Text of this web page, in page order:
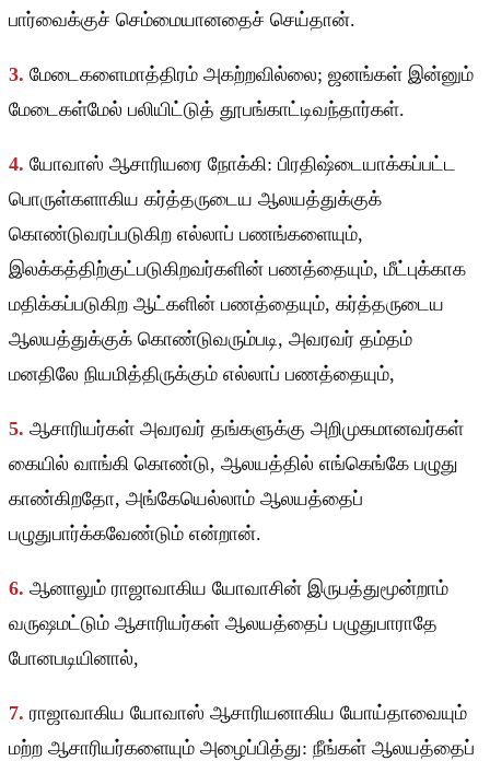
பார்வைக்குச் செம்மையானதைச் செய்தான்.
3. மேடைகளைமாத்திரம் அகற்றவில்லை; ஜனங்கள் இன்னும்
மேடைகள்மேல் பலியிட்டுத் தூபங்காட்டிவந்தார்கள்.
4. யோவாஸ் ஆசாரியரை நோக்கி: பிரதிஷ்டையாக்கப்பட்ட
பொருள்களாகிய கர்த்தருடைய ஆலயத்துக்குக்
கொண்டுவரப்படுகிற எல்லாப் பணங்களையும்,
இலக்கத்திற்குட்படுகிறவர்களின் பணத்தையும், மீட்புக்காக
மதிக்கப்படுகிற ஆட்களின் பணத்தையும், கர்த்தருடைய
ஆலயத்துக்குக் கொண்டுவரும்படி, அவரவர் தம்தம்
மனதிலே நியமித்திருக்கும் எல்லாப் பணத்தையும்,
5. ஆசாரியர்கள் அவரவர் தங்களுக்கு அறிமுகமானவர்கள்
கையில் வாங்கி கொண்டு, ஆலயத்தில் எங்கெங்கே பழுது
காண்கிறதோ, அங்கேயெல்லாம் ஆலயத்தைப்
பழுதுபார்க்கவேண்டும் என்றான்.
6. ஆனாலும் ராஜாவாகிய யோவாசின் இருபத்துமூன்றாம்
வருஷமட்டும் ஆசாரியர்கள் ஆலயத்தைப் பழுதுபாராதே
போனபடியினால்,
7. ராஜாவாகிய யோவாஸ் ஆசாரியனாகிய யோய்தாவையும்
மற்ற ஆசாரியர்களையும் அழைப்பித்து: நீங்கள் ஆலயத்தைப்